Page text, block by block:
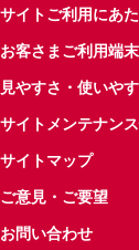
サイトご利用にあ
お客さまご利用端
見やすさ・使いや
サイトメンテナン
サイトマップ
ご意見・ご要望
お問い合わせ